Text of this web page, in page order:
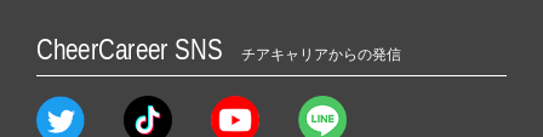
CheerCareer SNS チアキャリアからの発信